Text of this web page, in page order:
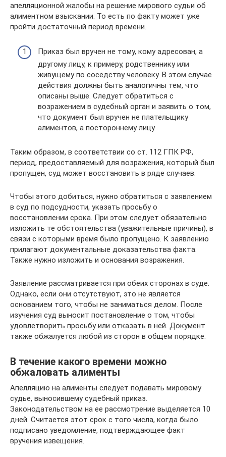
апелляционной жалобы на решение мирового судьи об
алиментном взыскании. То есть по факту может уже
пройти достаточный период времени.
Приказ был вручен не тому, кому адресован, а
другому лицу, к примеру, родственнику или
живущему по соседству человеку. В этом случае
действия должны быть аналогичны тем, что
описаны выше. Следует обратиться с
возражением в судебный орган и заявить о том,
что документ был вручен не плательщику
алиментов, а постороннему лицу.
Таким образом, в соответствии со ст. 112 ГПК РФ,
период, предоставляемый для возражения, который был
пропущен, суд может восстановить в ряде случаев.
Чтобы этого добиться, нужно обратиться с заявлением
в суд по подсудности, указать просьбу о
восстановлении срока. При этом следует обязательно
изложить те обстоятельства (уважительные причины), в
связи с которыми время было пропущено. К заявлению
прилагают документальные доказательства факта.
Также нужно изложить и основания возражения.
Заявление рассматривается при обеих сторонах в суде.
Однако, если они отсутствуют, это не является
основанием того, чтобы не заниматься делом. После
изучения суд выносит постановление о том, чтобы
удовлетворить просьбу или отказать в ней. Документ
также обжалуется любой из сторон в общем порядке.
В течение какого времени можно
обжаловать алименты
Апелляцию на алименты следует подавать мировому
судье, выносившему судебный приказ.
Законодательством на ее рассмотрение выделяется 10
дней. Считается этот срок с того числа, когда было
подписано уведомление, подтверждающее факт
вручения извещения.